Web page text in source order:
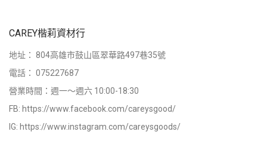
CAREY楷莉資材行
地址： 804高雄市鼓山區翠華路497巷35號
電話： 075227687
營業時間：週一～週六 10:00-18:30
FB: https://www.facebook.com/careysgood/
IG: https://www.instagram.com/careysgoods/